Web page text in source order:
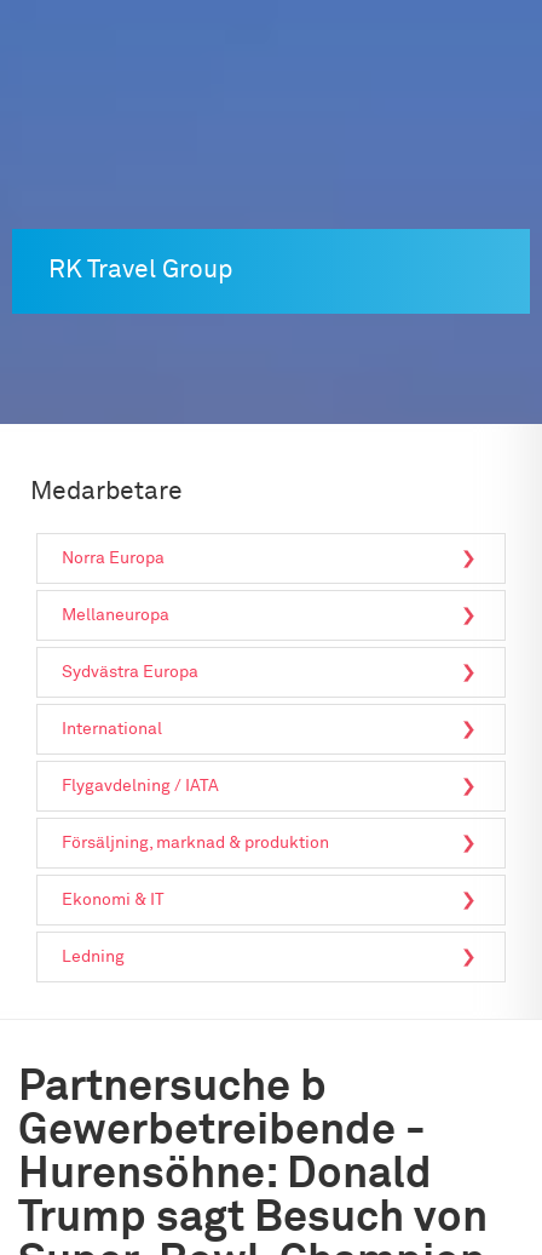
RK Travel Group
Medarbetare
Norra Europa
Mellaneuropa
Sydvästra Europa
International
Flygavdelning / IATA
Försäljning, marknad & produktion
Ekonomi & IT
Ledning
Partnersuche b
Gewerbetreibende -
Hurensöhne: Donald
Trump sagt Besuch von